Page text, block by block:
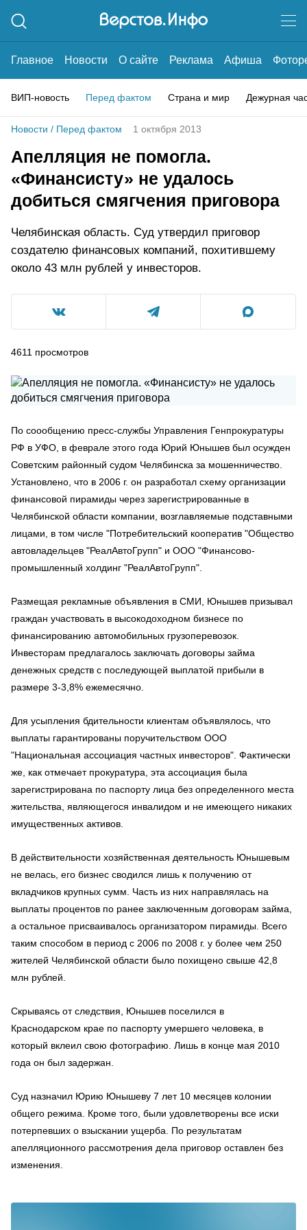
Главное Новости О сайте Реклама Афиша
ВИП-новость Перед фактом Страна и мир Дежурная
Новости / Перед фактом 1 октября 2013
Апелляция не помогла.
«Финансисту» не удалось
добиться смягчения приговора
Челябинская область. Суд утвердил приговор
создателю финансовых компаний, похитившему
около 43 млн рублей у инвесторов.
4611 просмотров
По соообщению пресс-службы Управления Генпрокуратуры
РФ в УФО, в феврале этого года Юрий Юнышев был осужден
Советским районный судом Челябинска за мошенничество.
Установлено, что в 2006 г. он разработал схему организации
финансовой пирамиды через зарегистрированные в
Челябинской области компании, возглавляемые подставными
лицами, в том числе "Потребительский кооператив "Общество
автовладельцев "РеалАвтоГрупп" и ООО "Финансово-
промышленный холдинг "РеалАвтоГрупп".
Размещая рекламные объявления в СМИ, Юнышев призывал
граждан участвовать в высокодоходном бизнесе по
финансированию автомобильных грузоперевозок.
Инвесторам предлагалось заключать договоры займа
денежных средств с последующей выплатой прибыли в
размере 3-3,8% ежемесячно.
Для усыпления бдительности клиентам объявлялось, что
выплаты гарантированы поручительством ООО
"Национальная ассоциация частных инвесторов". Фактически
же, как отмечает прокуратура, эта ассоциация была
зарегистрирована по паспорту лица без определенного места
жительства, являющегося инвалидом и не имеющего никаких
имущественных активов.
В действительности хозяйственная деятельность Юнышевым
не велась, его бизнес сводился лишь к получению от
вкладчиков крупных сумм. Часть из них направлялась на
выплаты процентов по ранее заключенным договорам займа,
а остальное присваивалось организатором пирамиды. Всего
таким способом в период с 2006 по 2008 г. у более чем 250
жителей Челябинской области было похищено свыше 42,8
млн рублей.
Скрываясь от следствия, Юнышев поселился в
Краснодарском крае по паспорту умершего человека, в
который вклеил свою фотографию. Лишь в конце мая 2010
года он был задержан.
Суд назначил Юрию Юнышеву 7 лет 10 месяцев колонии
общего режима. Кроме того, были удовлетворены все иски
потерпевших о взыскании ущерба. По результатам
апелляционного рассмотрения дела приговор оставлен без
изменения.